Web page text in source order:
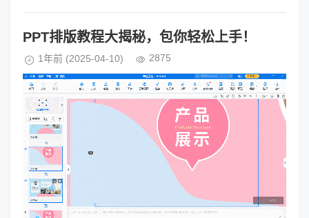
PPT排版教程大揭秘，包你轻松上手！
1年前 (2025-04-10) 2875